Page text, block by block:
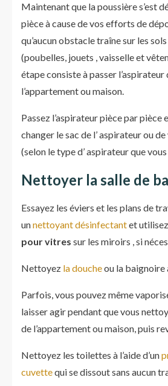
Maintenant que la poussière s’est
pièce à cause de vos efforts de
qu’aucun obstacle traîne sur les sols
(poubelles, jouets , vaisselle et
étape consiste à passer
l’appartement ou maison.
Passez l’aspirateur pièce par pièce
changer le sac de l’ aspirateur ou
(selon le type d’ aspirateur que
Nettoyer la salle de
Essayez les éviers et les plans de
unnettoyant désinfectantet
pour vitres sur les miroirs , si
Nettoyez la doucheou la baignoire
Parfois, vous pouvez même
laisser agir pendant que vous
de l’appartement ou maison, puis
Nettoyez les toilettes à l’aide d’un
cuvettequi se dissout sans aucun